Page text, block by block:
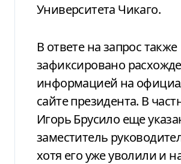
Университета Чикаго.
В ответе на запрос также
зафиксировано
информацией на
сайте президента. В
Игорь Брусило еще
заместитель
хотя его уже уволили и